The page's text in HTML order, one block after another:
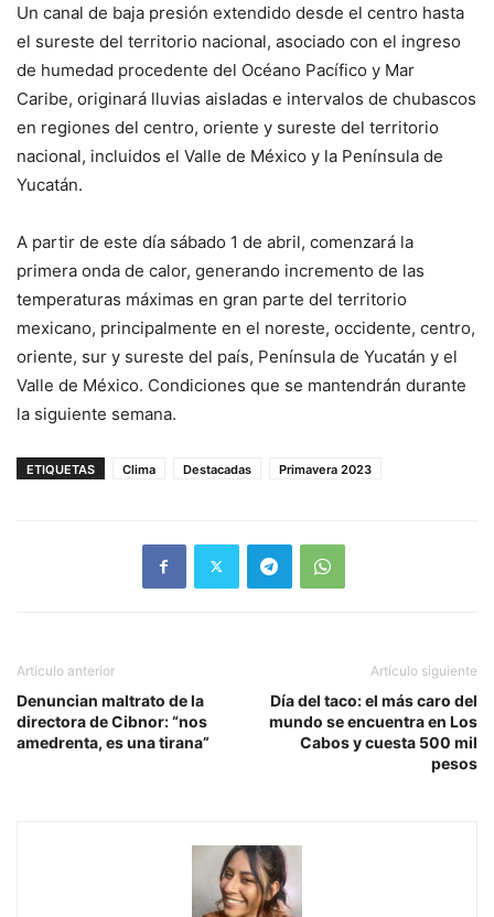
Un canal de baja presión extendido desde el centro hasta
el sureste del territorio nacional, asociado con el ingreso
de humedad procedente del Océano Pacífico y Mar
Caribe, originará lluvias aisladas e intervalos de chubascos
en regiones del centro, oriente y sureste del territorio
nacional, incluidos el Valle de México y la Península de
Yucatán.
A partir de este día sábado 1 de abril, comenzará la
primera onda de calor, generando incremento de las
temperaturas máximas en gran parte del territorio
mexicano, principalmente en el noreste, occidente, centro,
oriente, sur y sureste del país, Península de Yucatán y el
Valle de México. Condiciones que se mantendrán durante
la siguiente semana.
ETIQUETAS Clima Destacadas Primavera 2023
Artículo anterior
Denuncian maltrato de la
directora de Cibnor: “nos
amedrenta, es una tirana”
Artículo siguiente
Día del taco: el más caro del
mundo se encuentra en Los
Cabos y cuesta 500 mil
pesos